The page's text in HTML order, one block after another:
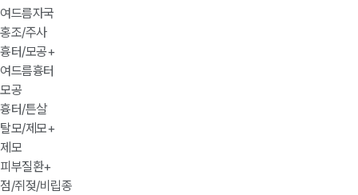
여드름자국
홍조/주사
흉터/모공+
여드름흉터
모공
흉터/튼살
탈모/제모+
제모
피부질환+
점/쥐젖/비립종